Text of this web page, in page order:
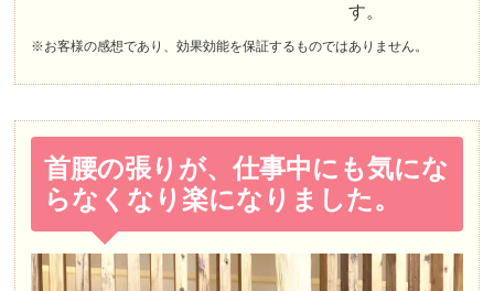
す。
※お客様の感想であり、効果効能を保証するものではありません。
首腰の張りが、仕事中にも気にな
らなくなり楽になりました。